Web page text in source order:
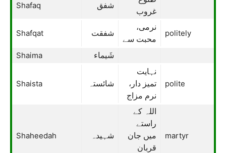
Shafaq شفق
غروب
Shafqat شفقت
نرمی،
محبت سے
politely
Shaima شَیماء
Shaista شائستہ
نہایت
تمیز دار،
نرم مزاج
polite
Shaheedah شہیدہ
اللہ کے
راستے
میں جان
قربان
martyr